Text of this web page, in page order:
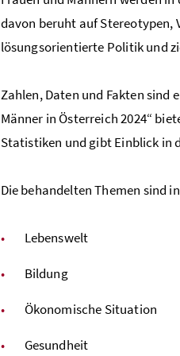
davon beruht auf Stereotypen,
lösungsorientierte Politik und
Zahlen, Daten und Fakten sind
Männer in Österreich 2024“
Statistiken und gibt Einblick in
Die behandelten Themen sind
Lebenswelt
Bildung
Ökonomische Situation
Gesundheit